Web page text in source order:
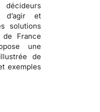
d’agir et
solutions
de France
une
de
exemples